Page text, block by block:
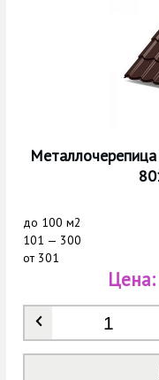
до 100 м2
101 — 300
от301
Количество
Цена: